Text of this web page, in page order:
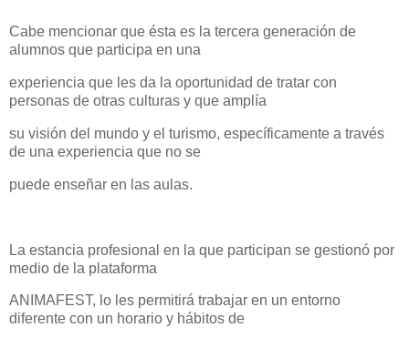
Cabe mencionar que ésta es la tercera generación de
alumnos que participa en una
experiencia que les da la oportunidad de tratar con
personas de otras culturas y que amplía
su visión del mundo y el turismo, específicamente a través
de una experiencia que no se
puede enseñar en las aulas.
La estancia profesional en la que participan se gestionó por
medio de la plataforma
ANIMAFEST, lo les permitirá trabajar en un entorno
diferente con un horario y hábitos de